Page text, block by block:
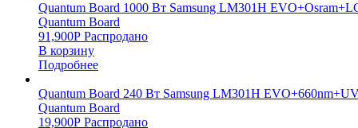
Quantum Board 1000 Вт Samsung LM301H
Quantum Board
91,900Р Распродано
В корзину
Подробнее
Quantum Board 240 Вт Samsung LM301H
Quantum Board
19,900Р Распродано